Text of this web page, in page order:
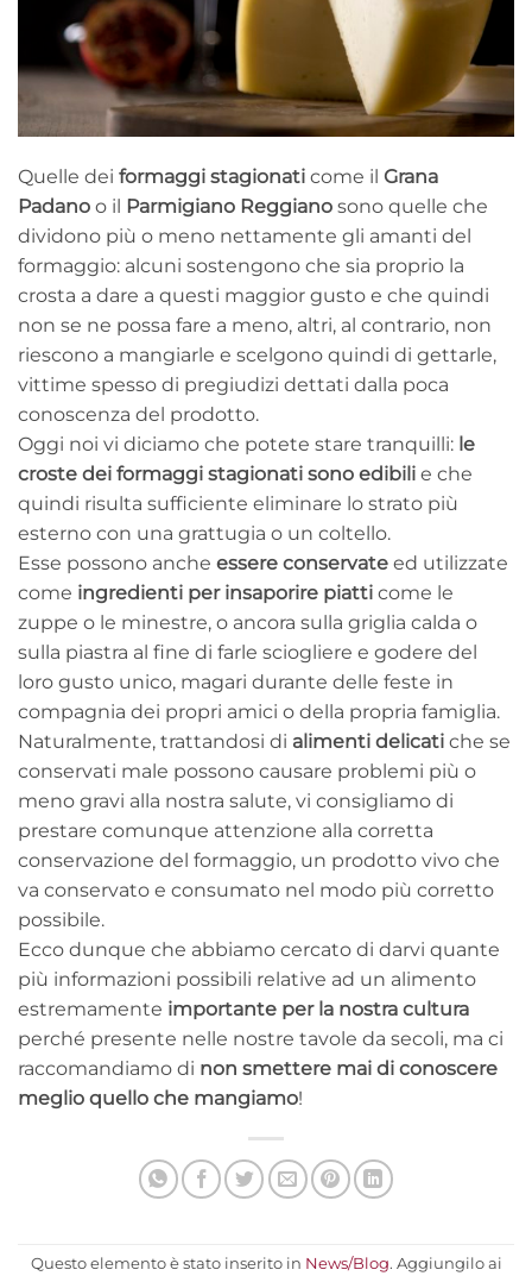
Quelle dei formaggi stagionati come il Grana
Padano o il Parmigiano Reggiano sono quelle che
dividono più o meno nettamente gli amanti del
formaggio: alcuni sostengono che sia proprio la
crosta a dare a questi maggior gusto e che quindi
non se ne possa fare a meno, altri, al contrario, non
riescono a mangiarle e scelgono quindi di gettarle,
vittime spesso di pregiudizi dettati dalla poca
conoscenza del prodotto.
Oggi noi vi diciamo che potete stare tranquilli: le
croste dei formaggi stagionati sono edibili e che
quindi risulta sufficiente eliminare lo strato più
esterno con una grattugia o un coltello.
Esse possono anche essere conservate ed utilizzate
come ingredienti per insaporire piatti come le
zuppe o le minestre, o ancora sulla griglia calda o
sulla piastra al fine di farle sciogliere e godere del
loro gusto unico, magari durante delle feste in
compagnia dei propri amici o della propria famiglia.
Naturalmente, trattandosi di alimenti delicati che se
conservati male possono causare problemi più o
meno gravi alla nostra salute, vi consigliamo di
prestare comunque attenzione alla corretta
conservazione del formaggio, un prodotto vivo che
va conservato e consumato nel modo più corretto
possibile.
Ecco dunque che abbiamo cercato di darvi quante
più informazioni possibili relative ad un alimento
estremamente importante per la nostra cultura
perché presente nelle nostre tavole da secoli, ma ci
raccomandiamo di non smettere mai di conoscere
meglio quello che mangiamo!
Questo elemento è stato inserito in News/Blog. Aggiungilo ai